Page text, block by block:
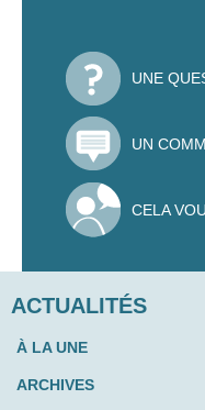
UNE
UN
CELA
ACTUALITÉS
À LA UNE
ARCHIVES